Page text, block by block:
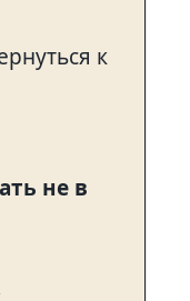
к
не в